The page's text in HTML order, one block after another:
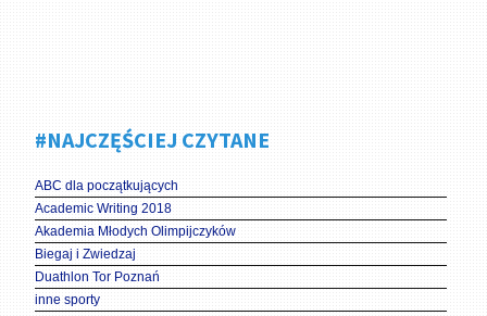
#NAJCZĘŚCIEJ CZYTANE
ABC dla początkujących
Academic Writing 2018
Akademia Młodych Olimpijczyków
Biegaj i Zwiedzaj
Duathlon Tor Poznań
inne sporty